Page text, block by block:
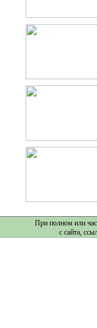
При полном или
с сайта,